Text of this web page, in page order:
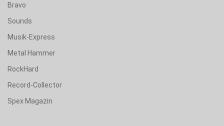
Bravo
Sounds
Musik-Express
Metal Hammer
RockHard
Record-Collector
Spex Magazin